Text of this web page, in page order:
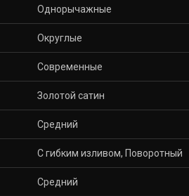
Однорычажные
Округлые
Современные
Золотой сатин
Средний
С гибким изливом, Поворотный
Средний